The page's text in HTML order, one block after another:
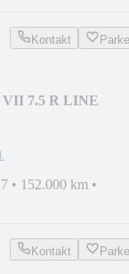
Kontakt
VII 7.5 R LINE
• 152.000 km •
Kontakt